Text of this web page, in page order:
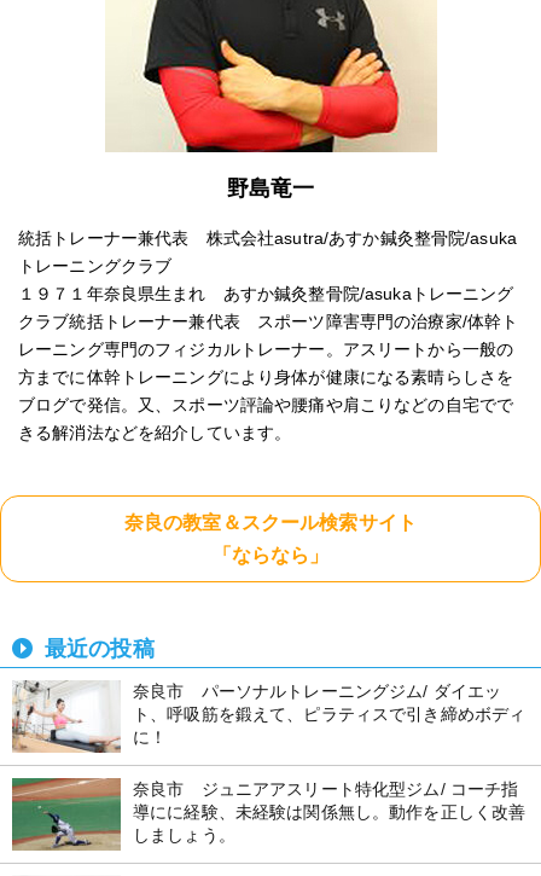
野島竜一
統括トレーナー兼代表 株式会社asutra/あすか鍼灸整骨院/asuka
トレーニングクラブ
１９７１年奈良県生まれ あすか鍼灸整骨院/asukaトレーニング
クラブ統括トレーナー兼代表 スポーツ障害専門の治療家/体幹ト
レーニング専門のフィジカルトレーナー。アスリートから一般の
方までに体幹トレーニングにより身体が健康になる素晴らしさを
ブログで発信。又、スポーツ評論や腰痛や肩こりなどの自宅でで
きる解消法などを紹介しています。
奈良の教室＆スクール検索サイト
「ならなら」
最近の投稿
奈良市 パーソナルトレーニングジム/ ダイエッ
ト、呼吸筋を鍛えて、ピラティスで引き締めボディ
に！
奈良市 ジュニアアスリート特化型ジム/ コーチ指
導にに経験、未経験は関係無し。動作を正しく改善
しましょう。